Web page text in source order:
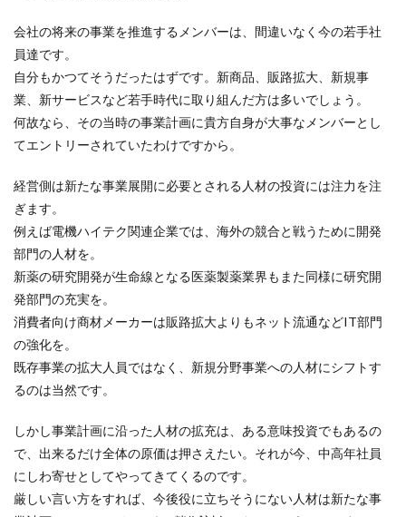
会社の将来の事業を推進するメンバーは、間違いなく今の若手社
員達です。
自分もかつてそうだったはずです。新商品、販路拡大、新規事
業、新サービスなど若手時代に取り組んだ方は多いでしょう。
何故なら、その当時の事業計画に貴方自身が大事なメンバーとし
てエントリーされていたわけですから。
経営側は新たな事業展開に必要とされる人材の投資には注力を注
ぎます。
例えば電機ハイテク関連企業では、海外の競合と戦うために開発
部門の人材を。
新薬の研究開発が生命線となる医薬製薬業界もまた同様に研究開
発部門の充実を。
消費者向け商材メーカーは販路拡大よりもネット流通などIT部門
の強化を。
既存事業の拡大人員ではなく、新規分野事業への人材にシフトす
るのは当然です。
しかし事業計画に沿った人材の拡充は、ある意味投資でもあるの
で、出来るだけ全体の原価は押さえたい。それが今、中高年社員
にしわ寄せとしてやってきてくるのです。
厳しい言い方をすれば、今後役に立ちそうにない人材は新たな事